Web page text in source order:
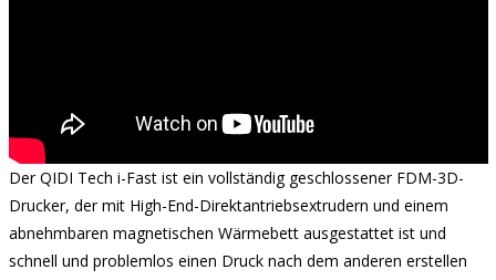
Der QIDI Tech i-Fast ist ein vollständig geschlossener FDM-3D-
Drucker, der mit High-End-Direktantriebsextrudern und einem
abnehmbaren magnetischen Wärmebett ausgestattet ist und
schnell und problemlos einen Druck nach dem anderen erstellen